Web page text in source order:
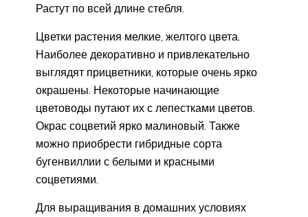
Растут по всей длине стебля.
Цветки растения мелкие, желтого цвета.
Наиболее декоративно и привлекательно
выглядят прицветники, которые очень ярко
окрашены. Некоторые начинающие
цветоводы путают их с лепестками цветов.
Окрас соцветий ярко малиновый. Также
можно приобрести гибридные сорта
бугенвиллии с белыми и красными
соцветиями.
Для выращивания в домашних условиях